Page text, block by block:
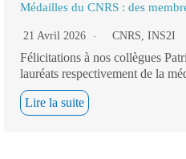
Médailles du CNRS : des
21 Avril 2026 CNRS, INS2I
Félicitations à nos collègues
lauréats respectivement de la
Lire la suite